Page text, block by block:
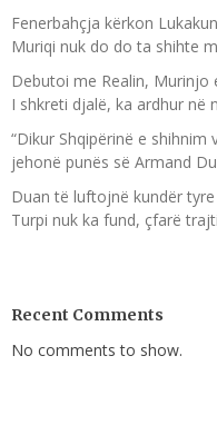
Fenerbahçja kërkon
Muriqi nuk do do ta shihte
Debutoi me Realin, Murinjo
I shkreti djalë, ka ardhur në
“Dikur Shqipërinë e shihnim
jehonë punës së Armand
Duan të luftojnë kundër
Turpi nuk ka fund, çfarë
Recent Comments
No comments to show.